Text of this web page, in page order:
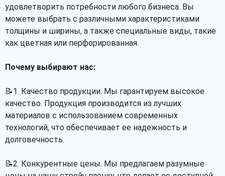
удовлетворить потребности любого бизнеса. Вы
можете выбрать с различными характеристиками
толщины и ширины, а также специальные виды, такие
как цветная или перфорированная.
Почему выбирают нас:
📝1. Качество продукции. Мы гарантируем высокое
качество. Продукция производится из лучших
материалов с использованием современных
технологий, что обеспечивает ее надежность и
долговечность.
📝2. Конкурентные цены. Мы предлагаем разумные